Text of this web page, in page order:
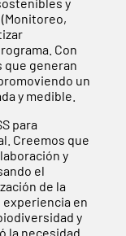
Con
que generan
un
y medible.
para
Creemos que
y
el
de la
experiencia en
y
la necesidad